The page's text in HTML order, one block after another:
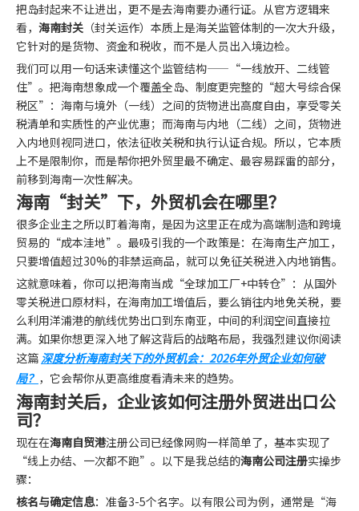
把岛封起来不让进出，更不是去海南要办通行证。从官方逻辑来
看， 海南封关 （封关运作）本质上是海关监管体制的一次大升级，
它针对的是货物、资金和税收，而不是人员出入境边检。
我们可以用一句话来读懂这个监管结构——“一线放开、二线管
住”。把海南想象成一个覆盖全岛、制度更完整的“超大号综合保
税区”：海南与境外（一线）之间的货物进出高度自由，享受零关
税清单和实质性的产业优惠；而海南与内地（二线）之间，货物进
入内地则视同进口，依法征收关税和执行认证合规。所以，它本质
上不是限制你，而是帮你把外贸里最不确定、最容易踩雷的部分，
前移到海南一次性解决。
海南“封关”下，外贸机会在哪里？
很多企业主之所以盯着海南，是因为这里正在成为高端制造和跨境
贸易的“成本洼地”。最吸引我的一个政策是：在海南生产加工，
只要增值超过30%的非禁运商品，就可以免征关税进入内地销售。
这就意味着，你可以把海南当成“全球加工厂+中转仓”：从国外
零关税进口原材料，在海南加工增值后，要么销往内地免关税，要
么利用洋浦港的航线优势出口到东南亚，中间的利润空间直接拉
满。如果你想更深入地了解这背后的战略布局，我强烈建议你阅读
这篇 深度分析海南封关下的外贸机会：2026年外贸企业如何破
局？ ，它会帮你从更高维度看清未来的趋势。
海南封关后，企业该如何注册外贸进出口公
司？
现在在海南自贸港注册公司已经像网购一样简单了，基本实现了
“线上办结、一次都不跑”。以下是我总结的海南公司注册实操步
骤：
核名与确定信息：准备3-5个名字。以有限公司为例，通常是“海